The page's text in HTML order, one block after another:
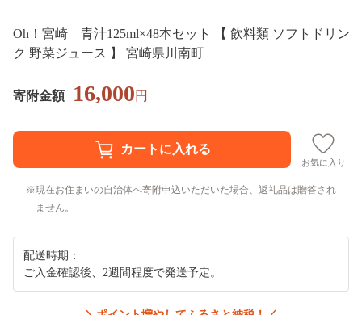
Oh！宮崎 青汁125ml×48本セット 【 飲料類 ソフトドリン
ク 野菜ジュース 】 宮崎県川南町
寄附金額 16,000円
お気に入り
現在お住まいの自治体へ寄附申込いただいた場合、返礼品は贈答され
ません。
配送時期：
ご入金確認後、2週間程度で発送予定。